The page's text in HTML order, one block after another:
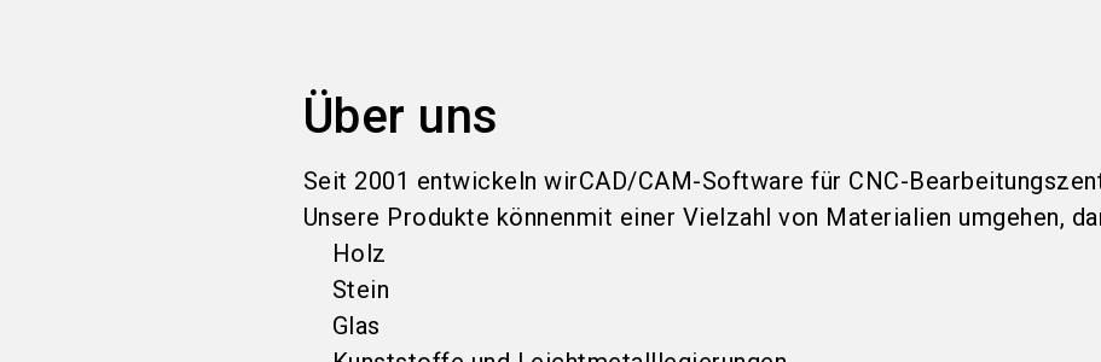
Über uns
Seit 2001 entwickeln wirCAD/CAM-Software für CNC-
Unsere Produkte könnenmit einer Vielzahl von Materialien umgehen,
Holz
Stein
Glas